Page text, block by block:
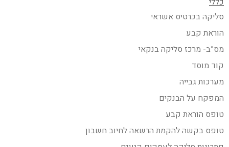
סליקה בכרטיס אשראי
הוראת קבע
מס”ב- מרכז סליקה בנקאי
קוד מוסד
מערכות גבייה
המפקח על הבנקים
טופס הוראת קבע
טופס בקשה להקמת הרשאה לחיוב חשבון